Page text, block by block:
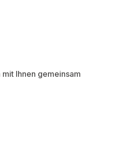
Ihnen gemeinsam